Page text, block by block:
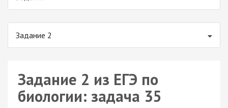
Задание 2
Задание 2 из ЕГЭ по
биологии: задача 35